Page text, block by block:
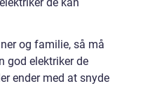
og familie, så må
god elektriker de
ender med at snyde